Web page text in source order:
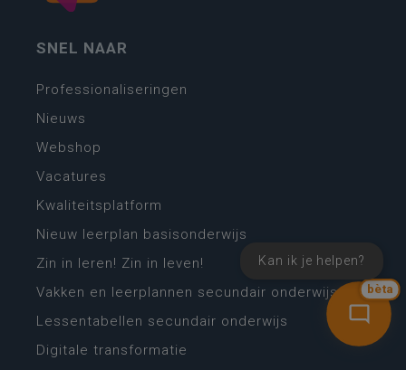
bèta
Kan ik je helpen?
SNEL NAAR
Professionaliseringen
Nieuws
Webshop
Vacatures
Kwaliteitsplatform
Nieuw leerplan basisonderwijs
Zin in leren! Zin in leven!
Vakken en leerplannen secundair onderwijs
Lessentabellen secundair onderwijs
Digitale transformatie